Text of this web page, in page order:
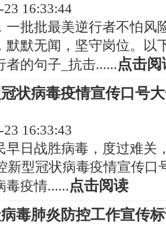
23 16:33:44
批批最美逆行者不怕风
默默无闻，坚守岗位。以
者的句子_抗击......点击阅
状病毒疫情宣传口号
16:33:43
日战胜病毒，度过难关
新型冠状病毒疫情宣
毒疫情......点击阅读
毒肺炎防控工作宣传